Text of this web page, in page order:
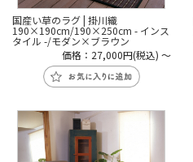
国産い草のラグ | 掛川織
190×190cm/190×250cm - インス
タイル -/モダン×ブラウン
価格：27,000円(税込) ～